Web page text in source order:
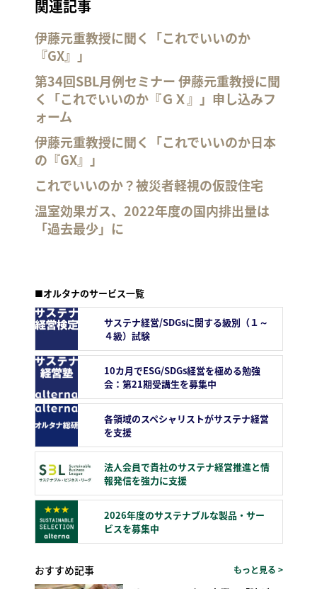
関連記事
伊藤元重教授に聞く「これでいいのか
『GX』」
第34回SBL月例セミナー 伊藤元重教授に聞
く「これでいいのか『ＧＸ』」申し込みフ
ォーム
伊藤元重教授に聞く「これでいいのか日本
の『GX』」
これでいいのか？被災者軽視の仮設住宅
温室効果ガス、2022年度の国内排出量は
「過去最少」に
■オルタナのサービス一覧
サステナ経営/SDGsに関する級別（１～
４級）試験
10カ月でESG/SDGs経営を極める勉強
会：第21期受講生を募集中
各領域のスペシャリストがサステナ経営
を支援
法人会員で貴社のサステナ経営推進と情
報発信を強力に支援
2026年度のサステナブルな製品・サー
ビスを募集中
おすすめ記事 もっと見る >